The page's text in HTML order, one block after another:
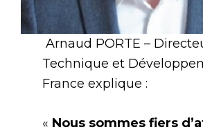
Arnaud PORTE –
Technique et
France explique :
« Nous sommes fiers